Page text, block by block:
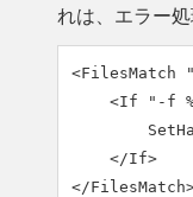
れは、エラー
<FilesMatch
<If "-f
    </If>
</